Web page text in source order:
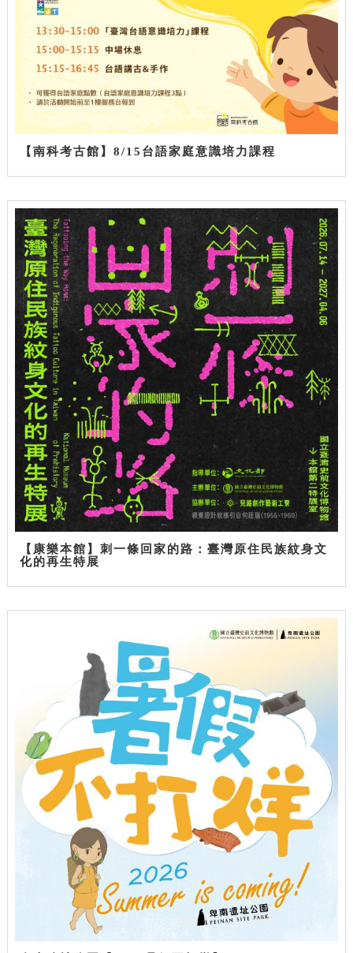
【南科考古館】8/15台語家庭意識培力課程
【康樂本館】刺一條回家的路：臺灣原住民族紋身文
化的再生特展